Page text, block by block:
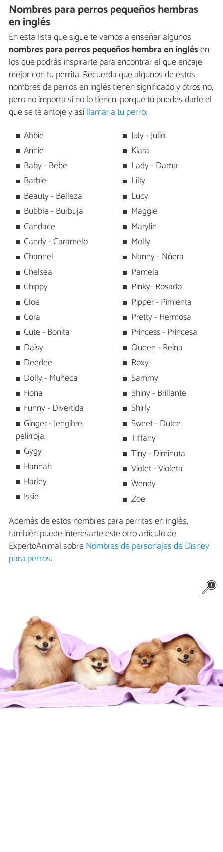
Nombres para perros pequeños hembras
en inglés
En esta lista que sigue te vamos a enseñar algunos
nombres para perros pequeños hembra en inglésen
los que podrás inspirarte para encontrar el que encaje
mejor con tu perrita. Recuerda que algunos de estos
nombres de perros en inglés tienen significado y otros no,
pero no importa si no lo tienen, porque tú puedes darle el
que se te antoje y asíllamar a tu perro:
Abbie
Annie
Baby - Bebé
Barbie
Beauty - Belleza
Bubble - Burbuja
Candace
Candy - Caramelo
Channel
Chelsea
Chippy
Cloe
Cora
Cute - Bonita
Daisy
Deedee
Dolly - Muñeca
Fiona
Funny - Divertida
Ginger - Jengibre,
pelirroja.
Gygy
Hannah
Harley
Issie
July - Julio
Kiara
Lady - Dama
Lilly
Lucy
Maggie
Marylin
Molly
Nanny - Nñera
Pamela
Pinky- Rosado
Pipper - Pimienta
Pretty - Hermosa
Princess - Princesa
Queen - Reina
Roxy
Sammy
Shiny - Brillante
Shirly
Sweet - Dulce
Tiffany
Tiny - Diminuta
Violet - Violeta
Wendy
Zoe
Además de estos nombres para perritas en inglés,
también puede interesarte este otro artículo de
ExpertoAnimal sobreNombres de personajes de Disney
para perros.